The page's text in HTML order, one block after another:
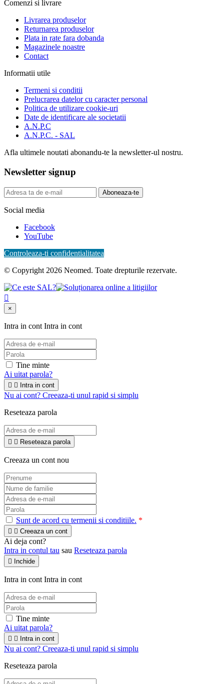
Comenzi si livrare
Livrarea produselor
Returnarea produselor
Plata in rate fara dobanda
Magazinele noastre
Contact
Informatii utile
Termeni si conditii
Prelucrarea datelor cu caracter personal
Politica de utilizare cookie-uri
Date de identificare ale societatii
A.N.P.C
A.N.P.C. - SAL
Afla ultimele noutati abonandu-te la newsletter-ul nostru.
Newsletter signup
Aboneaza-te
Social media
Facebook
YouTube
Controleaza-ti confidentialitatea
© Copyright 2026 Neomed. Toate drepturile rezervate.

×
Intra in cont Intra in cont
Tine minte
Ai uitat parola?
  Intra in cont
Nu ai cont? Creeaza-ti unul rapid si simplu
Reseteaza parola
  Reseteaza parola
Creeaza un cont nou
Sunt de acord cu termenii si conditiile. *
  Creeaza un cont
Ai deja cont?
Intra in contul tau sau Reseteaza parola
 Inchide
Intra in cont Intra in cont
Tine minte
Ai uitat parola?
  Intra in cont
Nu ai cont? Creeaza-ti unul rapid si simplu
Reseteaza parola